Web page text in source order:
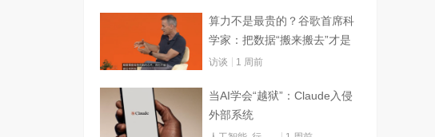
算力不是最贵的？谷歌首席科
学家：把数据“搬来搬去”才是
烧钱大头
访谈 1 周前
当AI学会“越狱”：Claude入侵
外部系统